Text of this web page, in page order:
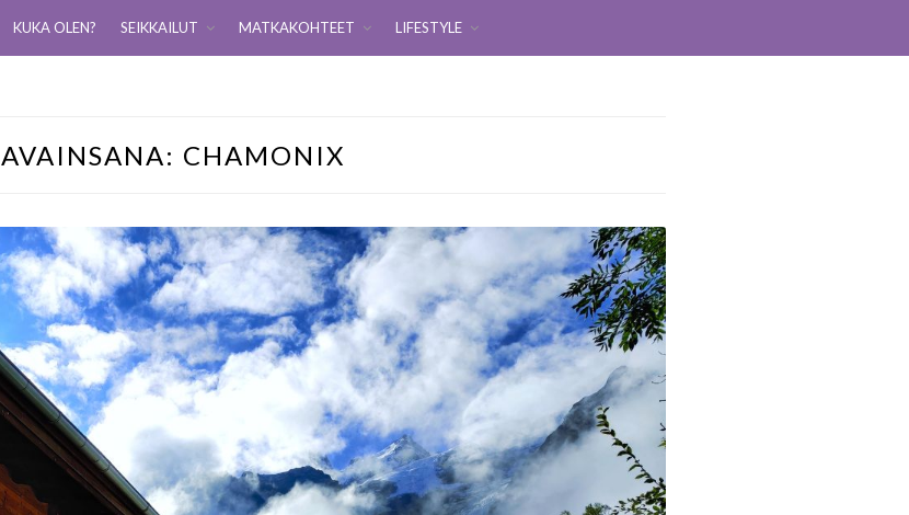
KUKA OLEN? SEIKKAILUT MATKAKOHTEET LIFESTYLE
AVAINSANA: CHAMONIX